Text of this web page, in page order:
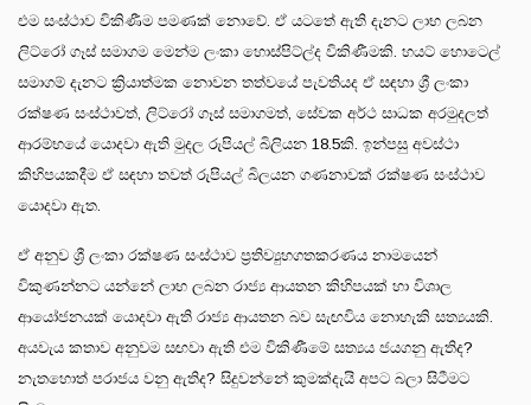
එම සංස්ථාව විකිණීම පමණක් නොවේ. ඒ යටතේ ඇති දැනට ලාභ ලබන
ලිට්රෝ ගෑස් සමාගම මෙන්ම ලංකා හොස්පිට්ල්ද විකිණීමකි. හයට් හොටෙල්
සමාගම් දැනට ක්‍රියාත්මක නොවන තත්වයේ පැවතියද ඒ සඳහා ශ්‍රී ලංකා
රක්ෂණ සංස්ථාවත්, ලිට්රෝ ගෑස් සමාගමත්, සේවක අර්ථ සාධක අරමුදලත්
ආරම්භයේ යොදවා ඇති මුදල රුපියල් බිලියන 18.5කි. ඉන්පසු අවස්ථා
කිහිපයකදීම ඒ සඳහා තවත් රුපියල් බිලයන ගණනාවක් රක්ෂණ සංස්ථාව
යොදවා ඇත.
ඒ අනුව ශ්‍රී ලංකා රක්ෂණ සංස්ථාව ප්‍රතිව්‍යුහගතකරණය නාමයෙන්
විකුණන්නට යන්නේ ලාභ ලබන රාජ්‍ය ආයතන කිහිපයක් හා විශාල
ආයෝජනයක් යොදවා ඇති රාජ්‍ය ආයතන බව සැඟවිය නොහැකි සත්‍යයකි.
අයවැය කතාව අනුවම සඟවා ඇති එම විකිණීමේ සත්‍යය ජයගනු ඇතිද?
නැතහොත් පරාජය වනු ඇතිද? සිදුවන්නේ කුමක්දැයි අපට බලා සිටීමට